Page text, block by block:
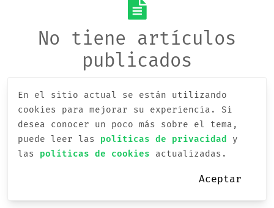
No tiene artículos
publicados
En el sitio actual se están utilizando
cookies para mejorar su experiencia.
Si
desea conocer un poco más sobre el tema,
puede leer las políticas de privacidad
y
las políticas de cookies actualizadas.
Aceptar